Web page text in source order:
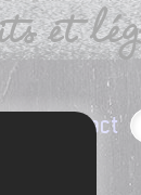
et
Contact